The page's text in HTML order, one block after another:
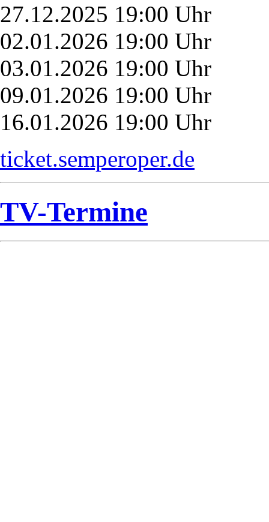
27.12.2025 19:00 Uhr
02.01.2026 19:00 Uhr
03.01.2026 19:00 Uhr
09.01.2026 19:00 Uhr
16.01.2026 19:00 Uhr
ticket.semperoper.de
TV-Termine